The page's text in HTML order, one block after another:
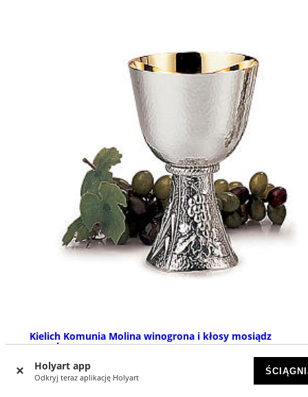
Holyart app
Odkryj teraz aplikację Holyart
Kielich Komunia Molina winogrona i kłosy mosiądz
posrebrzany
NA ZAMÓWIENIE